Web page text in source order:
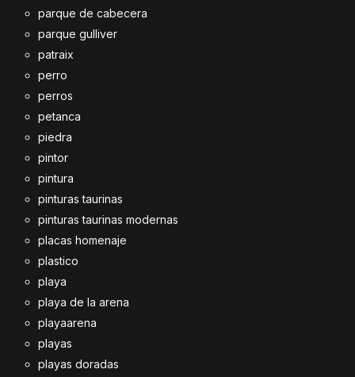
parque de cabecera
parque gulliver
patraix
perro
perros
petanca
piedra
pintor
pintura
pinturas taurinas
pinturas taurinas modernas
placas homenaje
plastico
playa
playa de la arena
playaarena
playas
playas doradas